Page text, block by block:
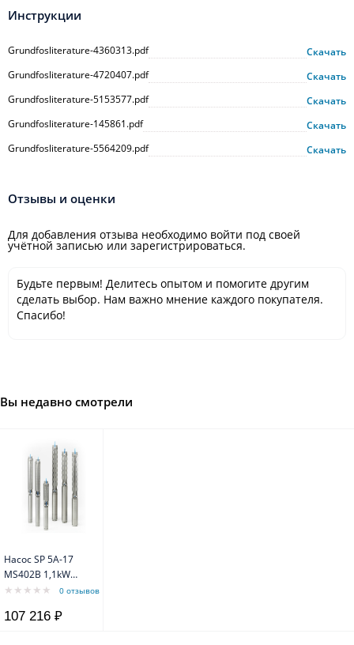
Инструкции
Grundfosliterature-4360313.pdf
Скачать
Grundfosliterature-4720407.pdf
Скачать
Grundfosliterature-5153577.pdf
Скачать
Grundfosliterature-145861.pdf
Скачать
Grundfosliterature-5564209.pdf
Скачать
Отзывы и оценки
Для добавления отзыва необходимо войти под своей
учётной записью или зарегистрироваться.
Будьте первым! Делитесь опытом и помогите другим
сделать выбор. Нам важно мнение каждого покупателя.
Спасибо!
Вы недавно смотрели
Насос SP 5A-17
MS402B 1,1kW
3x400V 50Hz0 отзывов
107 216 ₽